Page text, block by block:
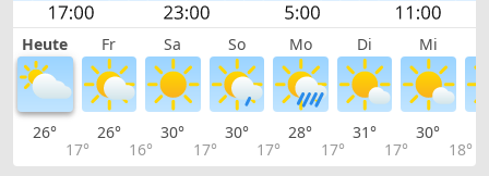
Heute Fr Sa So Mo Di Mi
26°
17°
26°
16°
30°
17°
30°
17°
28°
17°
31°
17°
30°
18°